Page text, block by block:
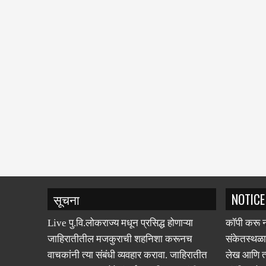
सूचना
Live पु.वि.लोकराज्य मधून प्रसिद्ध होणाऱ्या
जाहिरातीतील मजकुराची शहनिशा करूनच
वाचकांनी त्या संबंधी व्यवहार करावा. जाहिरातीत
NOTICE
कॉपी करू
लेख आणि